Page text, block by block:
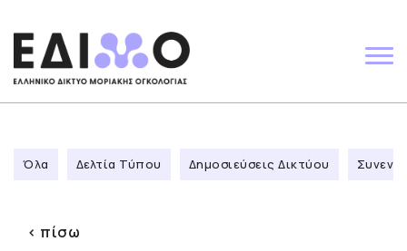
to
content
Όλα Δελτία Τύπου Δημοσιεύσεις Δικτύου
< πίσω